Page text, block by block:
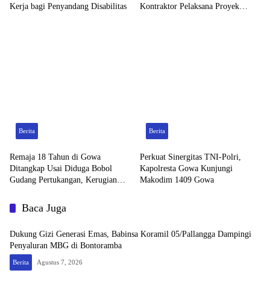
Kerja bagi Penyandang Disabilitas
Kontraktor Pelaksana Proyek
Berita
Remaja 18 Tahun di Gowa
Ditangkap Usai Diduga Bobol
Gudang Pertukangan, Kerugian
Berita
Perkuat Sinergitas TNI-Polri,
Kapolresta Gowa Kunjungi
Makodim 1409 Gowa
Baca Juga
Dukung Gizi Generasi Emas, Babinsa Koramil 05/Pallangga Dampingi
Penyaluran MBG di Bontoramba
Berita Agustus 7, 2026